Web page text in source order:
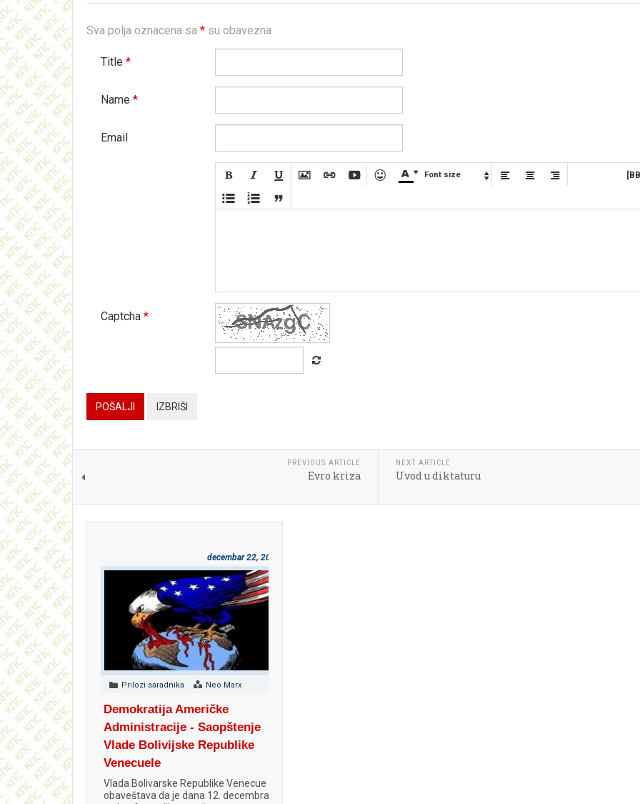
Sva polja oznacena sa *su obavezna
Title *
Name *
Email
         Font size   


 
Captcha*
POŠALJI IZBRIŠI
PREVIOUS ARTICLE
Evro kriza
NEXT ARTICLE
Uvod u diktaturu
decembar 22, 2018
Prilozi saradnika Neo Marx
Demokratija Američke
Administracije - Saopštenje
Vlade Bolivijske Republike
Venecuele
Vlada Bolivarske Republike Venecue
obaveštava da je dana 12. decembra,